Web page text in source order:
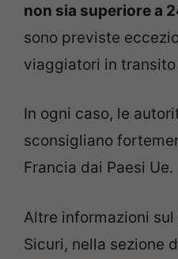
non sia superiore a
sono previste
viaggiatori in
In ogni caso, le
sconsigliano
Francia dai Paesi Ue.
Altre informazioni
Sicuri, nella sezione